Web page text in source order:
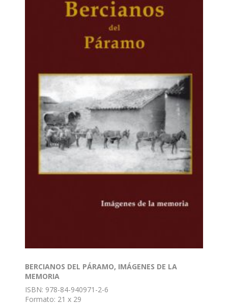
BERCIANOS DEL PÁRAMO, IMÁGENES DE LA
MEMORIA
ISBN: 978-84-940971-2-6
Formato: 21 x 29